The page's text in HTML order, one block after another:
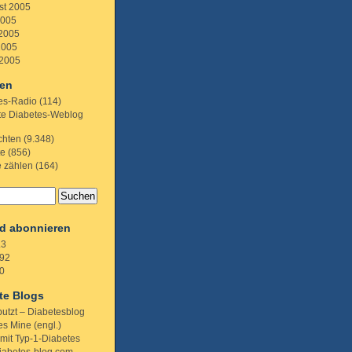
2005
Radio (114)
Diabetes-Weblog
(9.348)
(856)
zählen (164)
abonnieren
Blogs
– Diabetesblog
Mine (engl.)
Typ-1-Diabetes